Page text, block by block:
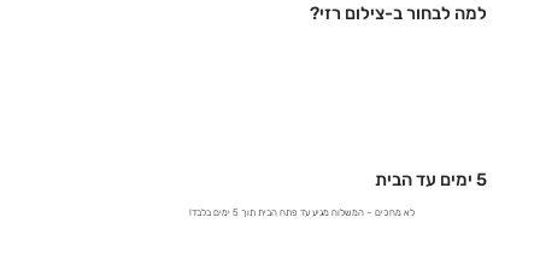
למה לבחור ב-צילום רזי?
5 ימים עד הבית
לא מחכים – המשלוח מגיע עד פתח הבית תוך 5 ימים בלבד!